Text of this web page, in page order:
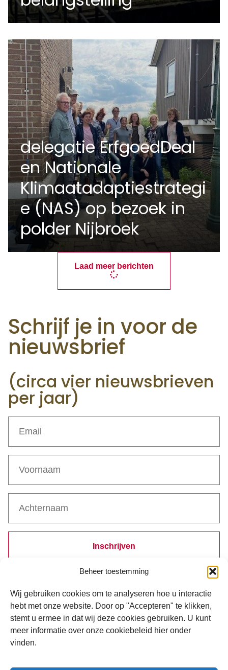
Beheer toestemming
Wij gebruiken cookies om te analyseren hoe u interactie
hebt met onze website. Door op "Accepteren" te klikken,
stemt u ermee in dat wij deze cookies gebruiken. U kunt
meer informatie over onze cookiebeleid hier onder
vinden.
delegatie ErfgoedDeal
en Nationale
Klimaatadaptiestrategi
e (NAS) op bezoek in
polder Nijbroek
Laad meer berichten
Schrijf je in voor de
nieuwsbrief
(circa vier nieuwsbrieven
per jaar)
Inschrijven
Bij inschrijven ga je akkoord met de verwerking van je gegevens
volgens ons privacystatement